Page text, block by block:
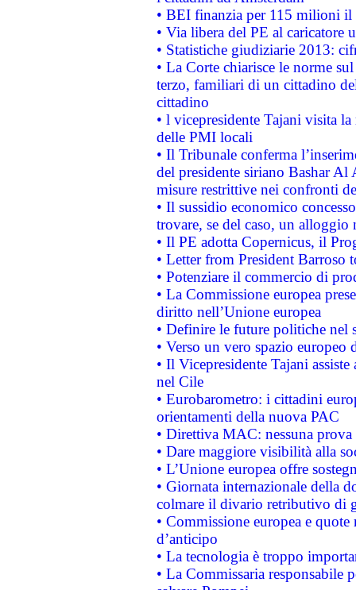
• BEI finanzia per 115 milioni
• Via libera del PE al caricatore
• Statistiche giudiziarie 2013:
• La Corte chiarisce le norme
terzo, familiari di un cittadino
cittadino
• l vicepresidente Tajani visita
delle PMI locali
• Il Tribunale conferma
del presidente siriano Bashar Al
misure restrittive nei confronti
• Il sussidio economico
trovare, se del caso, un
• Il PE adotta Copernicus, il
• Letter from President Barroso
• Potenziare il commercio di
• La Commissione europea
diritto nell’Unione europea
• Definire le future politiche nel
• Verso un vero spazio
• Il Vicepresidente Tajani
nel Cile
• Eurobarometro: i cittadini
orientamenti della nuova PAC
• Direttiva MAC: nessuna
• Dare maggiore visibilità alla
• L’Unione europea offre
• Giornata internazionale della
colmare il divario retributivo di
• Commissione europea e
d’anticipo
• La tecnologia è troppo
• La Commissaria responsabile